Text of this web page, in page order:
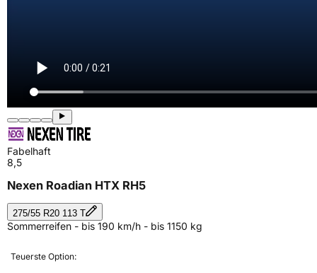
Fabelhaft
8,5
Nexen Roadian HTX RH5
275/55 R20 113 T
Sommerreifen - bis 190 km/h - bis 1150 kg
Teuerste Option: